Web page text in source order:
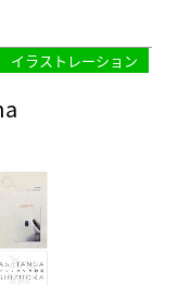
イラストレーション